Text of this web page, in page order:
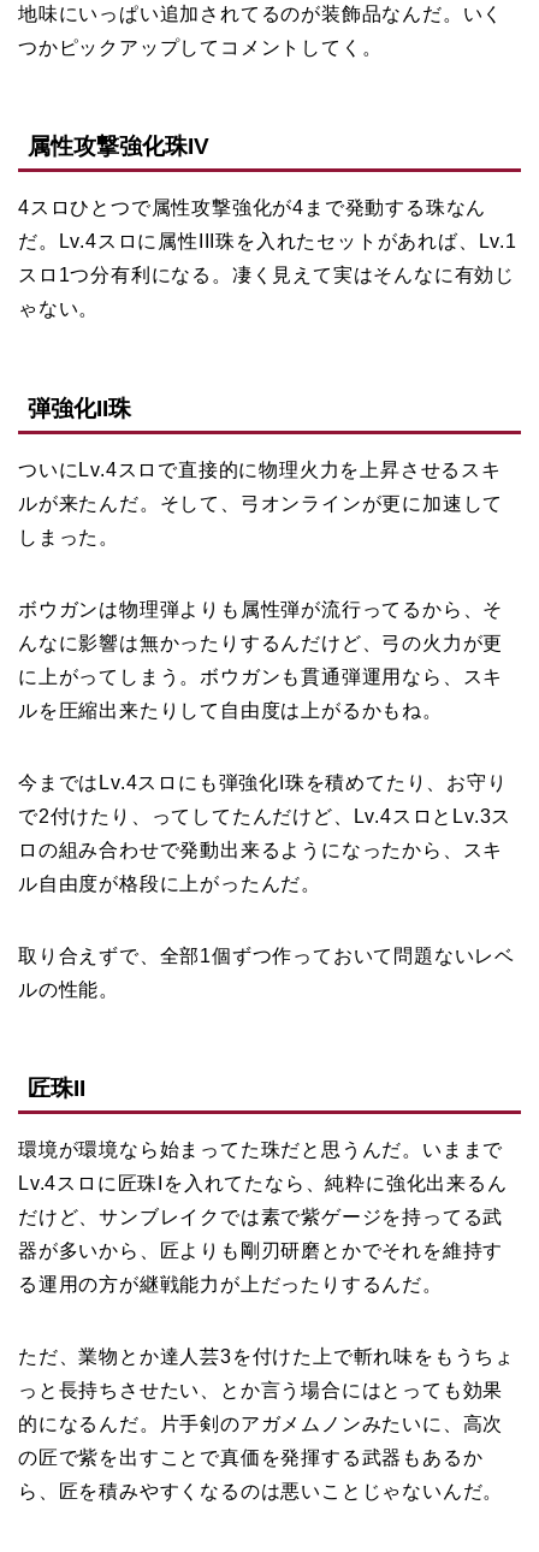
地味にいっぱい追加されてるのが装飾品なんだ。いく
つかピックアップしてコメントしてく。
属性攻撃強化珠IV
4スロひとつで属性攻撃強化が4まで発動する珠なん
だ。Lv.4スロに属性III珠を入れたセットがあれば、Lv.1
スロ1つ分有利になる。凄く見えて実はそんなに有効じ
ゃない。
弾強化II珠
ついにLv.4スロで直接的に物理火力を上昇させるスキ
ルが来たんだ。そして、弓オンラインが更に加速して
しまった。
ボウガンは物理弾よりも属性弾が流行ってるから、そ
んなに影響は無かったりするんだけど、弓の火力が更
に上がってしまう。ボウガンも貫通弾運用なら、スキ
ルを圧縮出来たりして自由度は上がるかもね。
今まではLv.4スロにも弾強化I珠を積めてたり、お守り
で2付けたり、ってしてたんだけど、Lv.4スロとLv.3ス
ロの組み合わせで発動出来るようになったから、スキ
ル自由度が格段に上がったんだ。
取り合えずで、全部1個ずつ作っておいて問題ないレベ
ルの性能。
匠珠II
環境が環境なら始まってた珠だと思うんだ。いままで
Lv.4スロに匠珠Iを入れてたなら、純粋に強化出来るん
だけど、サンブレイクでは素で紫ゲージを持ってる武
器が多いから、匠よりも剛刃研磨とかでそれを維持す
る運用の方が継戦能力が上だったりするんだ。
ただ、業物とか達人芸3を付けた上で斬れ味をもうちょ
っと長持ちさせたい、とか言う場合にはとっても効果
的になるんだ。片手剣のアガメムノンみたいに、高次
の匠で紫を出すことで真価を発揮する武器もあるか
ら、匠を積みやすくなるのは悪いことじゃないんだ。